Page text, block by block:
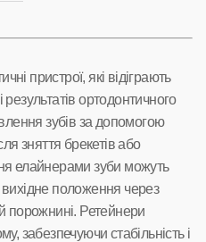
пристрої, які відіграють
ортодонтичного
зубів за допомогою
зняття брекетів або
елайнерами зуби можуть
положення через
порожнині. Ретейнери
забезпечуючи стабільність і